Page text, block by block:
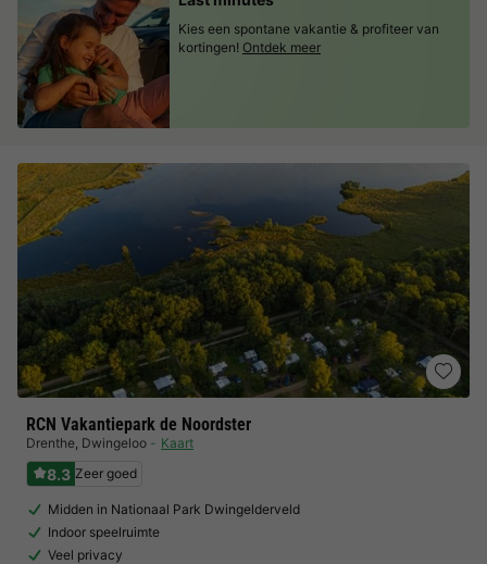
RCN Vakantiepark de Noordster
Drenthe, Dwingeloo Kaart
8.3 Zeer goed
Midden in Nationaal Park Dwingelderveld
Indoor speelruimte
Veel privacy
Kies een spontane vakantie & profiteer van
kortingen! Ontdek meer